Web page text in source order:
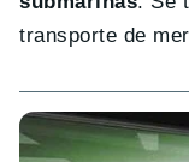
transporte de